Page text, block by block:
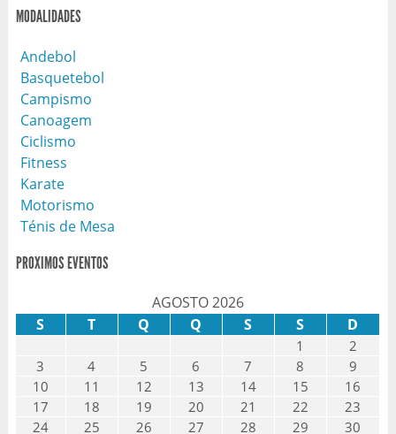
MODALIDADES
Andebol
Basquetebol
Campismo
Canoagem
Ciclismo
Fitness
Karate
Motorismo
Ténis de Mesa
PROXIMOS EVENTOS
AGOSTO 2026
S
T Q Q S S D
1
2
3
4 5 6 7 8
9
10
11 12 13 14 15
16
17
18 19 20 21 22
23
24
25 26 27 28 29 30